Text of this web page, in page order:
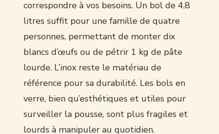
correspondre à vos besoins. Un bol de 4,8
litres suffit pour une famille de quatre
personnes, permettant de monter dix
blancs d’œufs ou de pétrir 1 kg de pâte
lourde. L’inox reste le matériau de
référence pour sa durabilité. Les bols en
verre, bien qu’esthétiques et utiles pour
surveiller la pousse, sont plus fragiles et
lourds à manipuler au quotidien.